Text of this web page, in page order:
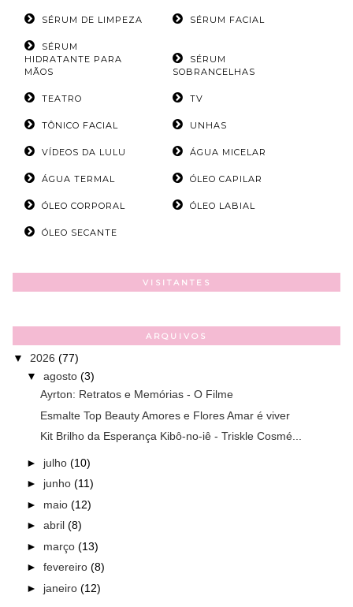
SÉRUM DE LIMPEZA SÉRUM FACIAL
SÉRUM
HIDRATANTE PARA
MÃOS
SÉRUM
SOBRANCELHAS
TEATRO TV
TÔNICO FACIAL UNHAS
VÍDEOS DA LULU ÁGUA MICELAR
ÁGUA TERMAL ÓLEO CAPILAR
ÓLEO CORPORAL ÓLEO LABIAL
ÓLEO SECANTE
VISITANTES
ARQUIVOS
▼ 2026 (77)
▼ agosto (3)
Ayrton: Retratos e Memórias - O Filme
Esmalte Top Beauty Amores e Flores Amar é viver
Kit Brilho da Esperança Kibô-no-iê - Triskle Cosmé...
► julho (10)
► junho (11)
► maio (12)
► abril (8)
► março (13)
► fevereiro (8)
► janeiro (12)